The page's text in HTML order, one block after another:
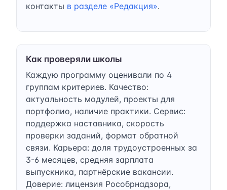
контакты в разделе «Редакция».
Как проверяли школы
Каждую программу оценивали по 4
группам критериев. Качество:
актуальность модулей, проекты для
портфолио, наличие практики. Сервис:
поддержка наставника, скорость
проверки заданий, формат обратной
связи. Карьера: доля трудоустроенных за
3-6 месяцев, средняя зарплата
выпускника, партнёрские вакансии.
Доверие: лицензия Рособрнадзора,